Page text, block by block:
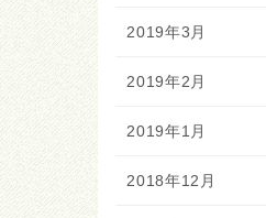
2019年3月
2019年2月
2019年1月
2018年12月